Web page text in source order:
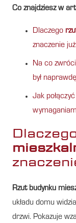
Co znajdziesz w
Dlaczego
znaczenie
Na co
był
Jak
Rzut budynku
układu domu
drzwi. Pokazuje